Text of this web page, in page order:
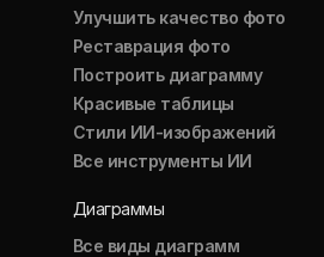
Улучшить качество фото
Реставрация фото
Построить диаграмму
Красивые таблицы
Стили ИИ-изображений
Все инструменты ИИ
Диаграммы
Все виды диаграмм